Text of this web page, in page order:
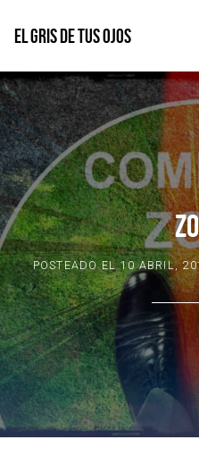
Skip
to
content
EL GRIS DE TUS OJOS
POSTEADO EL10 ABRIL,